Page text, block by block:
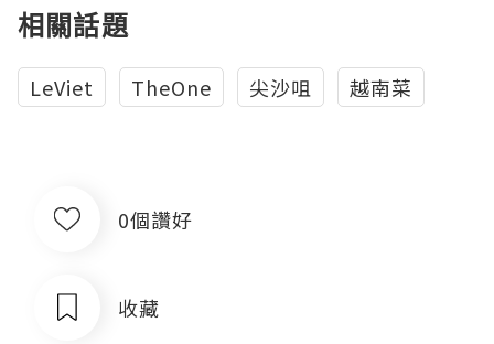
相關話題
LeViet TheOne 尖沙咀 越南菜
0個讚好
收藏